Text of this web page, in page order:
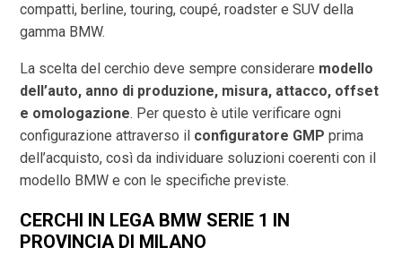
compatti, berline, touring, coupé, roadster e SUV della
gamma BMW.
La scelta del cerchio deve sempre considerare modello
dell’auto, anno di produzione, misura, attacco, offset
e omologazione. Per questo è utile verificare ogni
configurazione attraverso il configuratore GMP prima
dell’acquisto, così da individuare soluzioni coerenti con il
modello BMW e con le specifiche previste.
CERCHI IN LEGA BMW SERIE 1 IN
PROVINCIA DI MILANO